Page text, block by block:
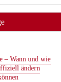
– Wann und wie
ändern